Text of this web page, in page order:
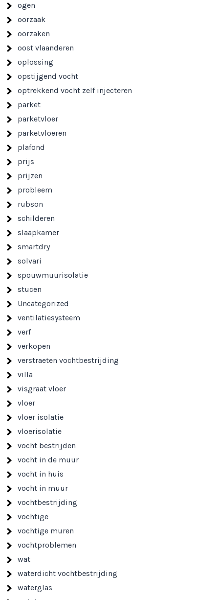
ogen
oorzaak
oorzaken
oost vlaanderen
oplossing
opstijgend vocht
optrekkend vocht zelf injecteren
parket
parketvloer
parketvloeren
plafond
prijs
prijzen
probleem
rubson
schilderen
slaapkamer
smartdry
solvari
spouwmuurisolatie
stucen
Uncategorized
ventilatiesysteem
verf
verkopen
verstraeten vochtbestrijding
villa
visgraat vloer
vloer
vloer isolatie
vloerisolatie
vocht bestrijden
vocht in de muur
vocht in huis
vocht in muur
vochtbestrijding
vochtige
vochtige muren
vochtproblemen
wat
waterdicht vochtbestrijding
waterglas